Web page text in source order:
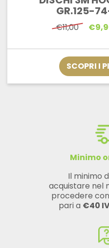
GR.125-
€11,00 €
SCOPRI I
Minimo
Il minimo
acquistare nel
procedere
pari a €40